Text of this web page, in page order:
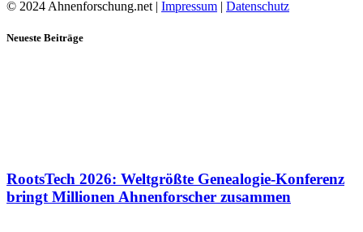
© 2024 Ahnenforschung.net | Impressum | Datenschutz
Neueste Beiträge
RootsTech 2026: Weltgrößte Genealogie-Konferenz
bringt Millionen Ahnenforscher zusammen